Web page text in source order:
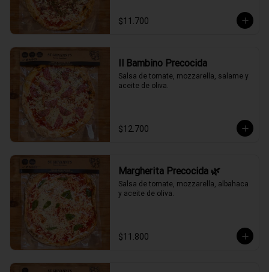
$11.700
Il Bambino Precocida
Salsa de tomate, mozzarella, salame y
aceite de oliva.
$12.700
Margherita Precocida 🌿
Salsa de tomate, mozzarella, albahaca
y aceite de oliva.
$11.800